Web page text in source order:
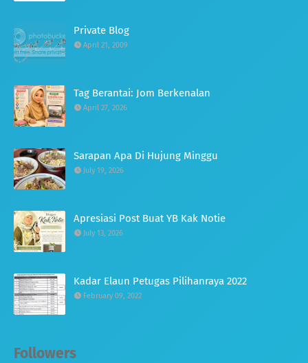
Private Blog
April 21, 2009
Tag Berantai: Jom Berkenalan
April 27, 2026
Sarapan Apa Di Hujung Minggu
July 19, 2026
Apresiasi Post Buat YB Kak Notie
July 13, 2026
Kadar Elaun Petugas Pilihanraya 2022
February 09, 2022
Followers